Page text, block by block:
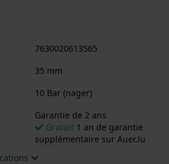
à quartz suisse Ronda
vie de la pile est d'environ 45
et discret, ce qui la rend
occasions.
Lacroix a un boîtier Inox 35
est équipée d'un bracelet Inox.
mouvement Ronda et la
cristal Saphire double
7630020613565
35 mm
10 Bar (nager)
Garantie de 2 ans
Gratuit 1 an de garantie
supplémentaire sur Auer.lu